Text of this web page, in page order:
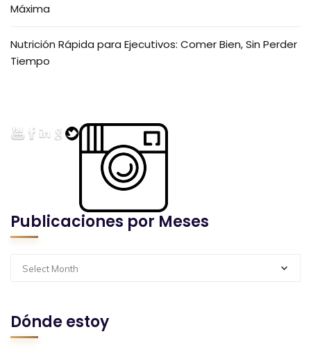
Máxima
Nutrición Rápida para Ejecutivos: Comer Bien, Sin Perder
Tiempo
Publicaciones por Meses
Select Month
Dónde estoy